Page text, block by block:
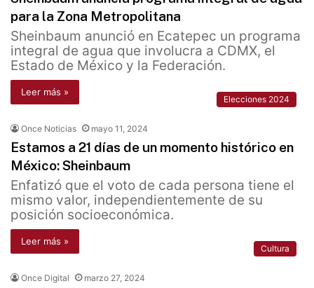
para la Zona Metropolitana
Sheinbaum anunció en Ecatepec un programa
integral de agua que involucra a CDMX, el
Estado de México y la Federación.
Leer más »
Elecciones 2024
Once Noticias mayo 11, 2024
Estamos a 21 días de un momento histórico en
México: Sheinbaum
Enfatizó que el voto de cada persona tiene el
mismo valor, independientemente de su
posición socioeconómica.
Leer más »
Cultura
Once Digital marzo 27, 2024